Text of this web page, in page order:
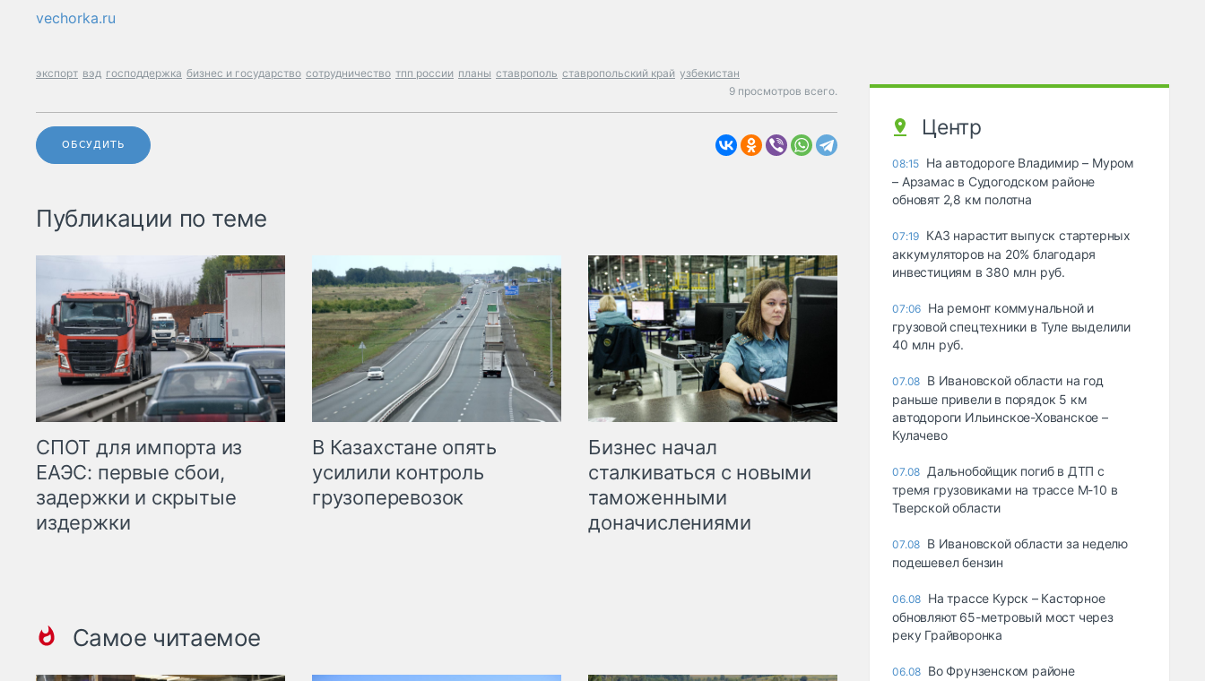
vechorka.ru
экспорт вэд господдержка бизнес и государство сотрудничество тпп россии планы ставрополь ставропольский край узбекистан
9 просмотров всего.
ОБСУДИТЬ
Публикации по теме
СПОТ для импорта из
ЕАЭС: первые сбои,
задержки и скрытые
издержки
В Казахстане опять
усилили контроль
грузоперевозок
Бизнес начал
сталкиваться с новыми
таможенными
доначислениями
Самое читаемое
Центр
08:15 На автодороге Владимир – Муром
– Арзамас в Судогодском районе
обновят 2,8 км полотна
07:19 КАЗ нарастит выпуск стартерных
аккумуляторов на 20% благодаря
инвестициям в 380 млн руб.
07:06 На ремонт коммунальной и
грузовой спецтехники в Туле выделили
40 млн руб.
07.08 В Ивановской области на год
раньше привели в порядок 5 км
автодороги Ильинское-Хованское –
Кулачево
07.08 Дальнобойщик погиб в ДТП с
тремя грузовиками на трассе М-10 в
Тверской области
07.08 В Ивановской области за неделю
подешевел бензин
06.08 На трассе Курск – Касторное
обновляют 65-метровый мост через
реку Грайворонка
06.08 Во Фрунзенском районе